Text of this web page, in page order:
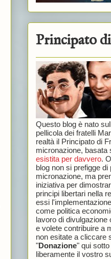
Principato
Questo blog è nato
pellicola dei fratelli
realtà il Principato di
micronazione, basata
esistita per davvero.
blog non si prefigge
micronazione, ma
iniziativa per
principi libertari nella
essi
come politica
lavoro di divulgazione
e volete contribuire a
non esitate a cliccare
"Donazione" qui
liberamente il vostro